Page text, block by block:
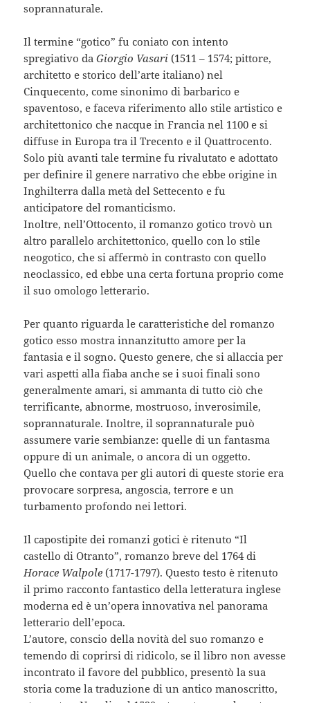
soprannaturale.
Il termine “gotico” fu coniato con intento
spregiativo daGiorgio Vasari (1511 – 1574; pittore,
architetto e storico dell’arte italiano) nel
Cinquecento, come sinonimo di barbarico e
spaventoso, e faceva riferimento allo stile artistico e
architettonico che nacque in Francia nel 1100 e si
diffuse in Europa tra il Trecento e il Quattrocento.
Solo più avanti tale termine fu rivalutato e adottato
per definire il genere narrativo che ebbe origine in
Inghilterra dalla metà del Settecento e fu
anticipatore del romanticismo.
Inoltre, nell’Ottocento, il romanzo gotico trovò un
altro parallelo architettonico, quello con lo stile
neogotico, che si affermò in contrasto con quello
neoclassico, ed ebbe una certa fortuna proprio come
il suo omologo letterario.
Per quanto riguarda le caratteristiche del romanzo
gotico esso mostra innanzitutto amore per la
fantasia e il sogno. Questo genere, che si allaccia per
vari aspetti alla fiaba anche se i suoi finali sono
generalmente amari, si ammanta di tutto ciò che
terrificante, abnorme, mostruoso, inverosimile,
soprannaturale. Inoltre, il soprannaturale può
assumere varie sembianze: quelle di un fantasma
oppure di un animale, o ancora di un oggetto.
Quello che contava per gli autori di queste storie era
provocare sorpresa, angoscia, terrore e un
turbamento profondo nei lettori.
Il capostipite dei romanzi gotici è ritenuto “Il
castello di Otranto”, romanzo breve del 1764 di
Horace Walpole (1717-1797). Questo testo è ritenuto
il primo racconto fantastico della letteratura inglese
moderna ed è un’opera innovativa nel panorama
letterario dell’epoca.
L’autore, conscio della novità del suo romanzo e
temendo di coprirsi di ridicolo, se il libro non avesse
incontrato il favore del pubblico, presentò la sua
storia come la traduzione di un antico manoscritto,